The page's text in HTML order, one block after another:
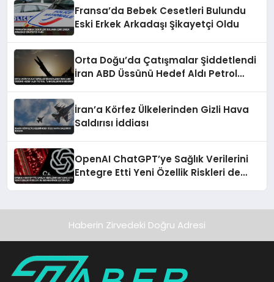
Fransa’da Bebek Cesetleri Bulundu
Eski Erkek Arkadaşı Şikayetçi Oldu
Orta Doğu’da Çatışmalar Şiddetlendi
İran ABD Üssünü Hedef Aldı Petrol
İran’a Körfez Ülkelerinden Gizli Hava
Saldırısı İddiası
OpenAI ChatGPT’ye Sağlık Verilerini
Entegre Etti Yeni Özellik Riskleri de
Haberin Zirvedeki Doğru Adresi